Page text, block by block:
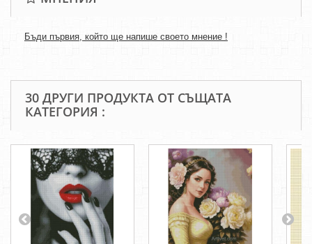
Бъди първия, който ще напише своето мнение !
30 ДРУГИ ПРОДУКТА ОТ СЪЩАТА
КАТЕГОРИЯ :